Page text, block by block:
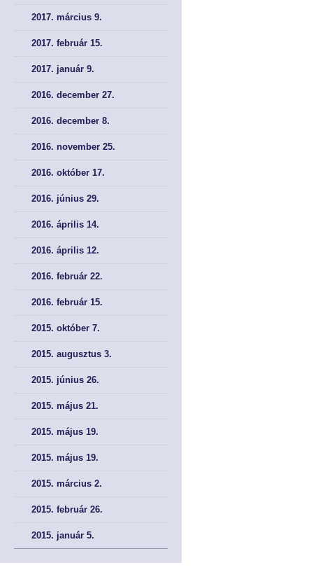
2017. március 9.
2017. február 15.
2017. január 9.
2016. december 27.
2016. december 8.
2016. november 25.
2016. október 17.
2016. június 29.
2016. április 14.
2016. április 12.
2016. február 22.
2016. február 15.
2015. október 7.
2015. augusztus 3.
2015. június 26.
2015. május 21.
2015. május 19.
2015. május 19.
2015. március 2.
2015. február 26.
2015. január 5.